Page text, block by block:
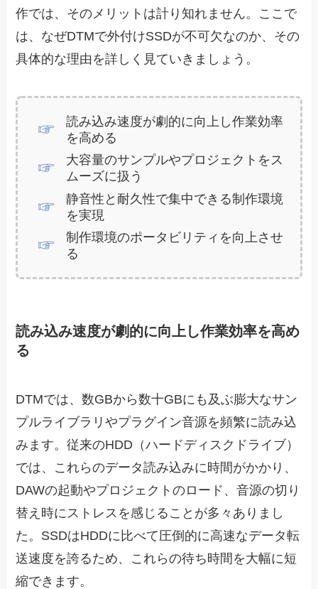
作では、そのメリットは計り知れません。ここで
は、なぜDTMで外付けSSDが不可欠なのか、その
具体的な理由を詳しく見ていきましょう。
読み込み速度が劇的に向上し作業効率
を高める
大容量のサンプルやプロジェクトをス
ムーズに扱う
静音性と耐久性で集中できる制作環境
を実現
制作環境のポータビリティを向上させ
る
読み込み速度が劇的に向上し作業効率を高め
る
DTMでは、数GBから数十GBにも及ぶ膨大なサン
プルライブラリやプラグイン音源を頻繁に読み込
みます。従来のHDD（ハードディスクドライブ）
では、これらのデータ読み込みに時間がかかり、
DAWの起動やプロジェクトのロード、音源の切り
替え時にストレスを感じることが多々ありまし
た。SSDはHDDに比べて圧倒的に高速なデータ転
送速度を誇るため、これらの待ち時間を大幅に短
縮できます。